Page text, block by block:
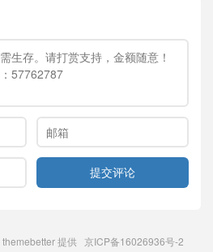
themebetter提供 京ICP备16026936号-2